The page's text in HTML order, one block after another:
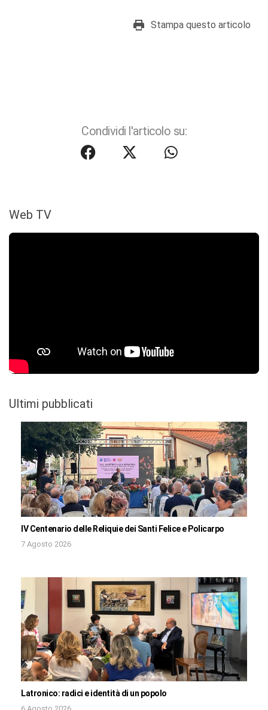
Stampa questo articolo
Condividi l'articolo su:
Web TV
Ultimi pubblicati
IV Centenario delle Reliquie dei Santi Felice e Policarpo
7 Agosto 2026
Latronico: radici e identità di un popolo